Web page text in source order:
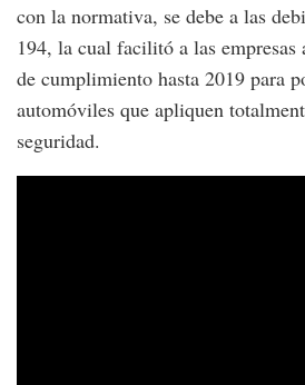
con la normativa, se debe a las
194, la cual facilitó a las empresas
de cumplimiento hasta 2019 para
automóviles que apliquen
seguridad.